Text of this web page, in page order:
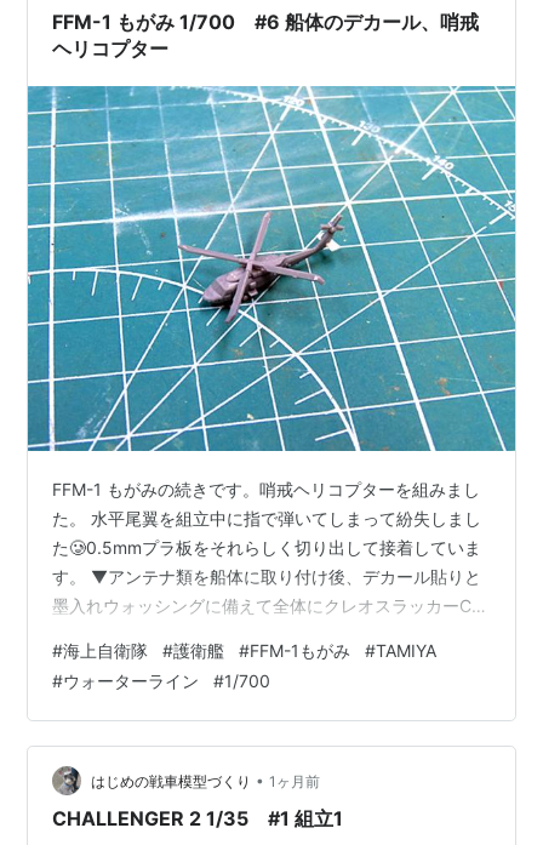
FFM-1 もがみ 1/700 #6 船体のデカール、哨戒
ヘリコプター
FFM-1 もがみの続きです。哨戒ヘリコプターを組みまし
た。 水平尾翼を組立中に指で弾いてしまって紛失しまし
た🥲0.5mmプラ板をそれらしく切り出して接着していま
す。 ▼アンテナ類を船体に取り付け後、デカール貼りと
墨入れウォッシングに備えて全体にクレオスラッカーC-
甲板にもラッカーの半光沢クリアーを吹いてしまいまし
たが、今のところ特に問題はなさそうです。 ▼デカール
を貼り終えました。主に喫水線表示がほとんどですが、
小さくて細くてデカールピンセットがなかったら恐らく
貼れなかったと思います。写真は後部に貼った船名「も
がみ」です。 ▼哨戒ヘリコプ…
#海上自衛隊 #護衛艦 #FFM-1もがみ #TAMIYA
#ウォーターライン #1/700
はじめの戦車模型づくり • 1ヶ月前
CHALLENGER 2 1/35 #1 組立1